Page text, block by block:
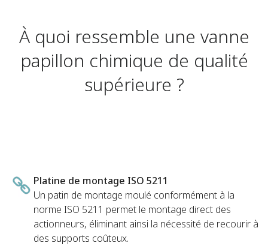
À quoi ressemble une vanne
papillon chimique de qualité
supérieure ?
Platine de montage ISO 5211
Un patin de montage moulé conformément à la
norme ISO 5211 permet le montage direct des
actionneurs, éliminant ainsi la nécessité de recourir à
des supports coûteux.